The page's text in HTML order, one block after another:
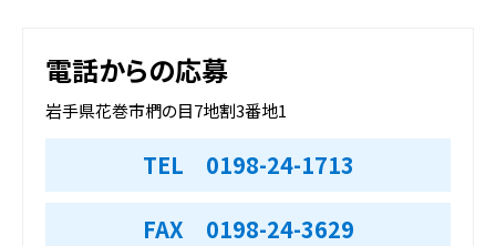
電話からの応募
岩手県花巻市椚の目7地割3番地1
TEL 0198-24-1713
FAX 0198-24-3629